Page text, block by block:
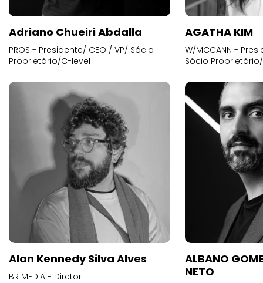
Adriano Chueiri Abdalla
PROS - Presidente/ CEO / VP/ Sócio
Proprietário/C-level
AGATHA KIM
W/MCCANN -
Sócio
Alan Kennedy Silva Alves
BR MEDIA - Diretor
ALBANO
NETO